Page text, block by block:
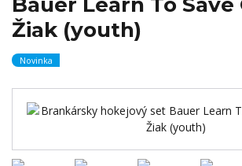
Žiak (youth)
Novinka